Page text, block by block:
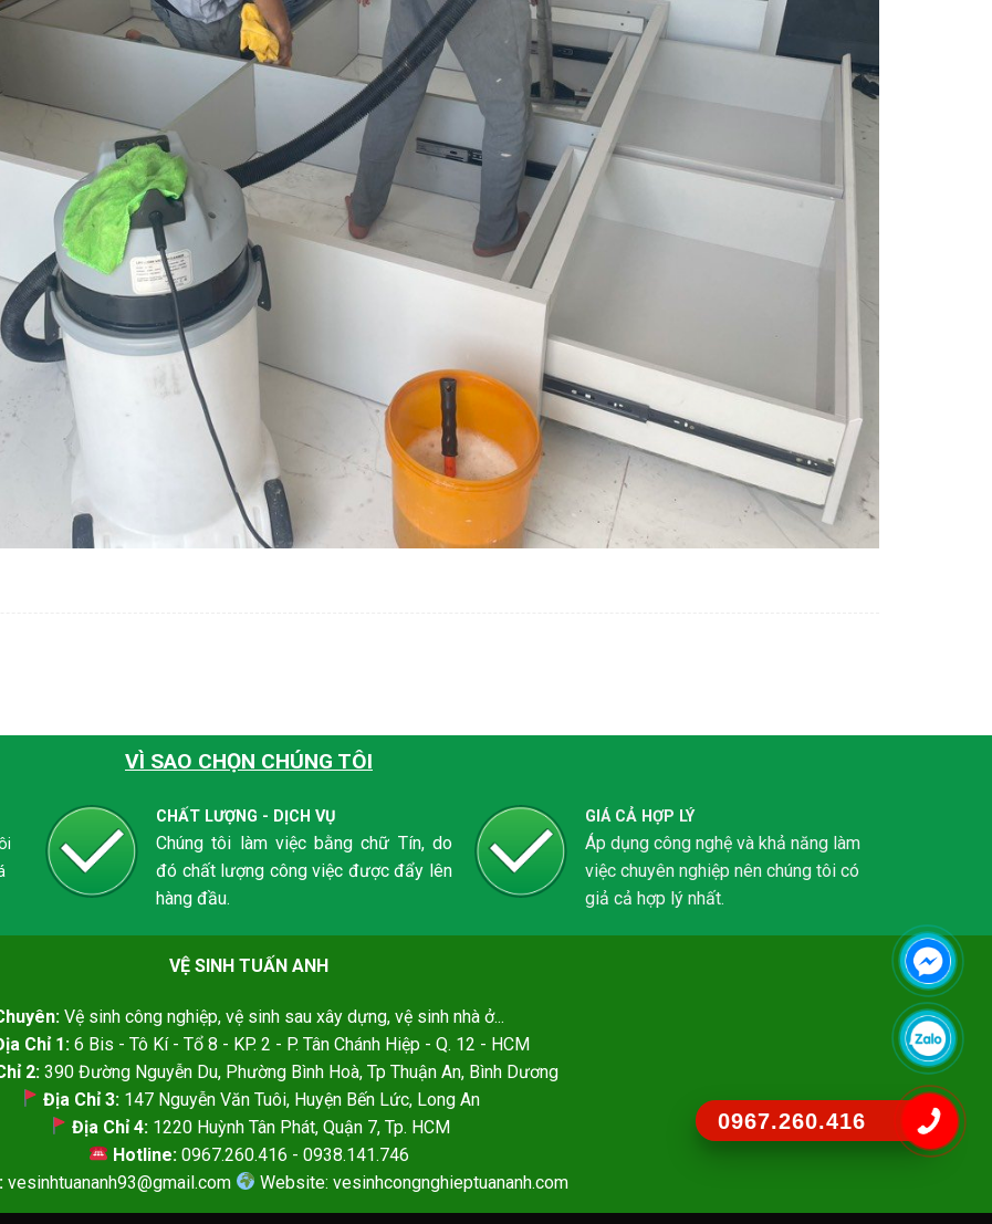
0967.260.416
VÌ SAO CHỌN CHÚNG TÔI
CHẤT LƯỢNG - DỊCH VỤ
Chúng tôi làm việc bằng chữ Tín, do
đó chất lượng công việc được đẩy lên
hàng đầu.
GIÁ CẢ HỢP LÝ
Áp dụng công nghệ và khả năng làm
việc chuyên nghiệp nên chúng tôi có
giả cả hợp lý nhất.
VỆ SINH TUẤN ANH
Vệ sinh công nghiệp, vệ sinh sau xây dựng, vệ sinh nhà ở...
Chỉ 1:6 Bis - Tô Kí - Tổ 8 - KP. 2 - P. Tân Chánh Hiệp - Q. 12 - HCM
2: 390 Đường Nguyễn Du, Phường Bình Hoà, Tp Thuận An, Bình Dương
Địa Chỉ 3:147 Nguyễn Văn Tuôi, Huyện Bến Lức, Long An
Địa Chỉ 4: 1220 Huỳnh Tân Phát, Quận 7, Tp. HCM
Hotline: 0967.260.416 - 0938.141.746
vesinhtuananh93@gmail.com Website: vesinhcongnghieptuananh.com